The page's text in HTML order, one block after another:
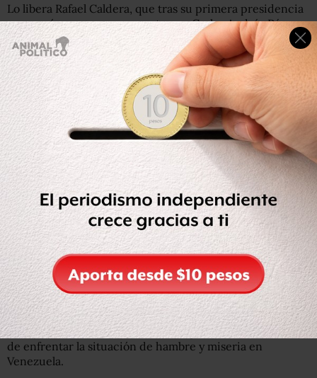
Lo libera Rafael Caldera, que tras su primera presidencia
comenzó una guerra a muerte con Carlos Andrés Pérez y
terminó siendo un conspirador al lado de Chávez.
Hugo se movía con los notables y ellos sabían lo que iba a
pasar en Venezuela. Tienen comunicación y apoyos que
vienen del exterior, fundamentalmente de la embajada de
Estados Unidos.
¿Me está diciendo que Chávez fue un líder fabricado y
apoyado por la oligarquía local y Estados Unidos?
Chávez dijo en mi libro que el presidente Caldera le
enviaba emisarios para hablar con él en la cárcel. Chávez
sería su sucesor en la presidencia de la República.
Caldera está tratando a un hombre que ha trabajado con
él y le pone condiciones para sacarlo de la prisión: que
hable a favor del gobierno y elija el cargo que quiere.
Caldera dirá que era necesario entender que el golpe de
1992 y el movimiento posterior surgen por la necesidad
de enfrentar la situación de hambre y miseria en
Venezuela.